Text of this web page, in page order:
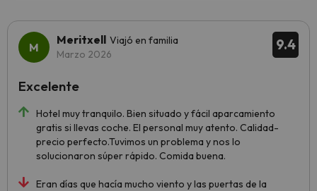
9.4
Meritxell Viajó en familia
Marzo 2026
Hotel muy tranquilo. Bien situado y fácil aparcamiento
gratis si llevas coche. El personal muy atento. Calidad-
precio perfecto.Tuvimos un problema y nos lo
solucionaron súper rápido. Comida buena.
Eran días que hacía mucho viento y las puertas de la
Excelente